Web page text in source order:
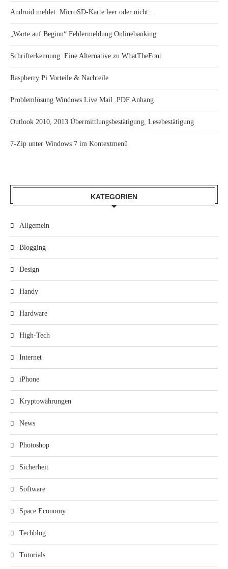
Android meldet: MicroSD-Karte leer oder nicht…
„Warte auf Beginn“ Fehlermeldung Onlinebanking
Schrifterkennung: Eine Alternative zu WhatTheFont
Raspberry Pi Vorteile & Nachteile
Problemlösung Windows Live Mail .PDF Anhang
Outlook 2010, 2013 Übermittlungsbestätigung, Lesebestätigung
7-Zip unter Windows 7 im Kontextmenü
KATEGORIEN
Allgemein
Blogging
Design
Handy
Hardware
High-Tech
Internet
iPhone
Kryptowährungen
News
Photoshop
Sicherheit
Software
Space Economy
Techblog
Tutorials